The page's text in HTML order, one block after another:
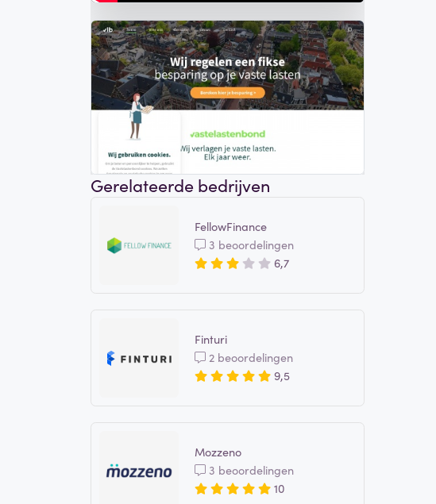
Gerelateerde bedrijven
FellowFinance
3 beoordelingen
6,7
Finturi
2 beoordelingen
9,5
Mozzeno
3 beoordelingen
10